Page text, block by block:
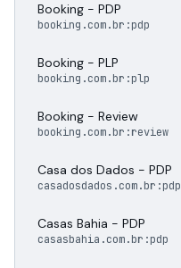
Booking - PDP
booking.com.br:pdp
Booking - PLP
booking.com.br:plp
Booking - Review
booking.com.br:review
Casa dos Dados - PDP
casadosdados.com.br:pdp
Casas Bahia - PDP
casasbahia.com.br:pdp